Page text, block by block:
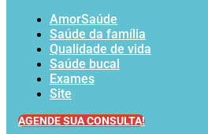
AmorSaúde
Saúde da família
Qualidade de vida
Saúde bucal
Exames
Site
AGENDE SUA CONSULTA!